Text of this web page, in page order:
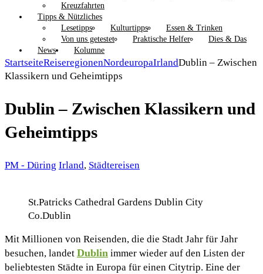
Kreuzfahrten
Tipps & Nützliches
Lesetipps
Kulturtipps
Essen & Trinken
Von uns getestet
Praktische Helfer
Dies & Das
News
Kolumne
StartseiteReiseregionenNordeuropaIrlandDublin – Zwischen
Klassikern und Geheimtipps
Dublin – Zwischen Klassikern und
Geheimtipps
PM - Düring Irland, Städtereisen
St.Patricks Cathedral Gardens Dublin City
Co.Dublin
Mit Millionen von Reisenden, die die Stadt Jahr für Jahr
besuchen, landet Dublin immer wieder auf den Listen der
beliebtesten Städte in Europa für einen Citytrip. Eine der